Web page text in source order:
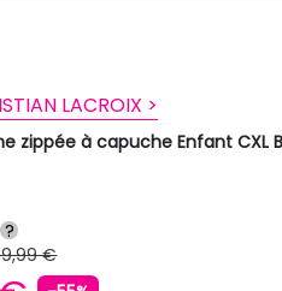
LACROIX >
zippée à capuche Enfant CXL
?
€